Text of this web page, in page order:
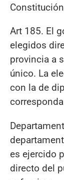
Art 185. El
elegidos
provincia a
único. La
con la de
es ejercido
directo del